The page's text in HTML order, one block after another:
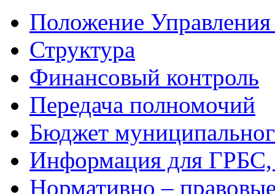
Положение
Структура
Финансовый контроль
Передача полномочий
Бюджет
Информация для
Нормативно –